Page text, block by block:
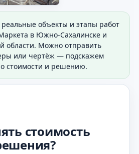
объекты и этапы работ
в Южно-Сахалинске и
области. Можно отправить
или чертёж — подскажем
стоимости и решению.
стоимость